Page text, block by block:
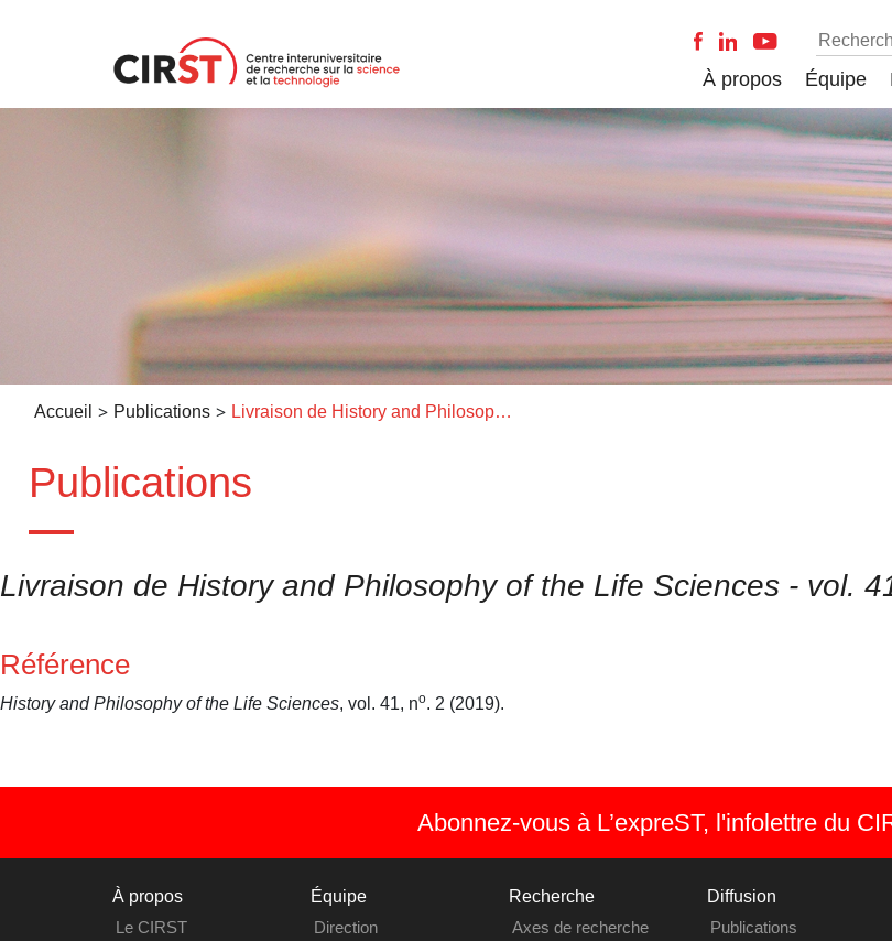
À propos Équipe
Accueil > Publications > Livraison de History and Philosophy of the Life Sciences - vol. 41 - no. 2 - 2019
Publications
Livraison de History and Philosophy of the Life Sciences - vol.
Référence
History and Philosophy of the Life Sciences, vol. 41, no. 2 (2019).
Abonnez-vous à L’expreST, l'infolettre du
À propos
Le CIRST
Équipe
Direction
Recherche
Axes de recherche
Diffusion
Publications